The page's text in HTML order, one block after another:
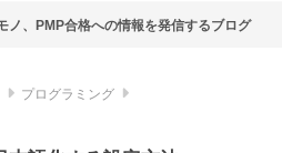
ノ、PMP合格への情報を発信するブログ
プログラミング